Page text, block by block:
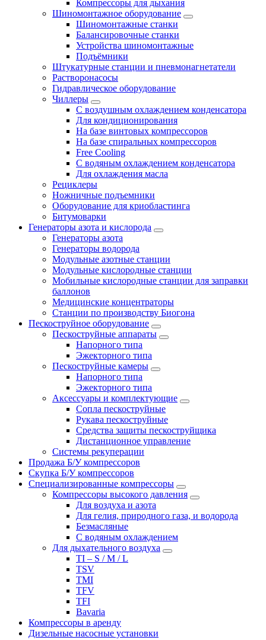
Компрессоры для дыхания
Шиномонтажное оборудование
Шиномонтажные станки
Балансировочные станки
Устройства шиномонтажные
Подъёмники
Штукатурные станции и пневмонагнетатели
Растворонасосы
Гидравлическое оборудование
Чиллеры
С воздушным охлаждением конденсатора
Для кондиционирования
На базе винтовых компрессоров
На базе спиральных компрессоров
Free Cooling
С водяным охлаждением конденсатора
Для охлаждения масла
Рециклеры
Ножничные подъемники
Оборудование для криобластинга
Битумоварки
Генераторы азота и кислорода
Генераторы азота
Генераторы водорода
Модульные азотные станции
Модульные кислородные станции
Мобильные кислородные станции для заправки
баллонов
Медицинские концентраторы
Станции по производству Биогона
Пескоструйное оборудование
Пескоструйные аппараты
Напорного типа
Эжекторного типа
Пескоструйные камеры
Напорного типа
Эжекторного типа
Аксессуары и комплектующие
Сопла пескоструйные
Рукава пескоструйные
Средства защиты пескоструйщика
Дистанционное управление
Системы рекуперации
Продажа Б/У компрессоров
Скупка Б/У компрессоров
Специализированные компрессоры
Компрессоры высокого давления
Для воздуха и азота
Для гелия, природного газа, и водорода
Безмасляные
С водяным охлаждением
Для дыхательного воздуха
TI – S / M / L
TSV
TMI
TFV
TFI
Bavaria
Компрессоры в аренду
Дизельные насосные установки